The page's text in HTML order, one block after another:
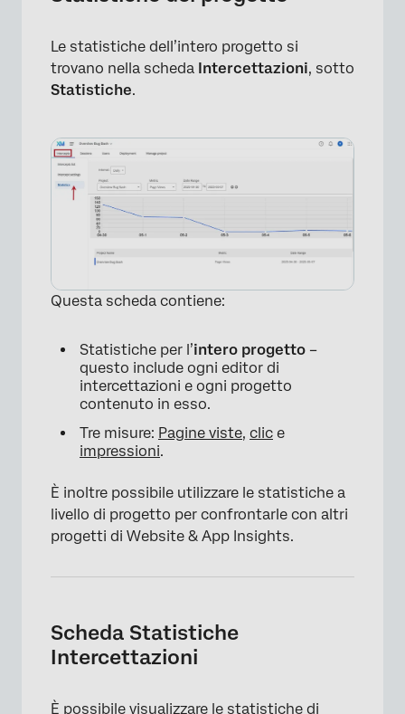
Le statistiche dell’intero progetto si
trovano nella scheda Intercettazioni, sotto
Statistiche.
Questa scheda contiene:
Statistiche per l’intero progetto –
questo include ogni editor di
intercettazioni e ogni progetto
contenuto in esso.
Tre misure: Pagine viste, clic e
impressioni.
È inoltre possibile utilizzare le statistiche a
livello di progetto per confrontarle con altri
progetti di Website & App Insights.
Scheda Statistiche
Intercettazioni
È possibile visualizzare le statistiche di